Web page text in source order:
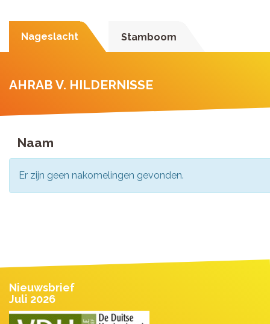
Nageslacht Stamboom
AHRAB V. HILDERNISSE
Naam
Er zijn geen nakomelingen gevonden.
Nieuwsbrief
Juli 2026